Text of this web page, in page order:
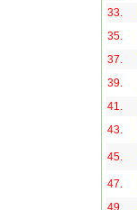
33.
35.
37.
39.
41.
43.
45.
47.
49.